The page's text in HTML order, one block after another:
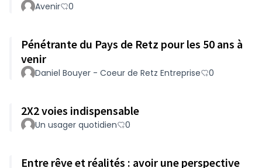
Avenir 0
Pénétrante du Pays de Retz pour les 50 ans à
venir
Daniel Bouyer - Coeur de Retz Entreprise 0
2X2 voies indispensable
Un usager quotidien 0
Entre rêve et réalités : avoir une perspective